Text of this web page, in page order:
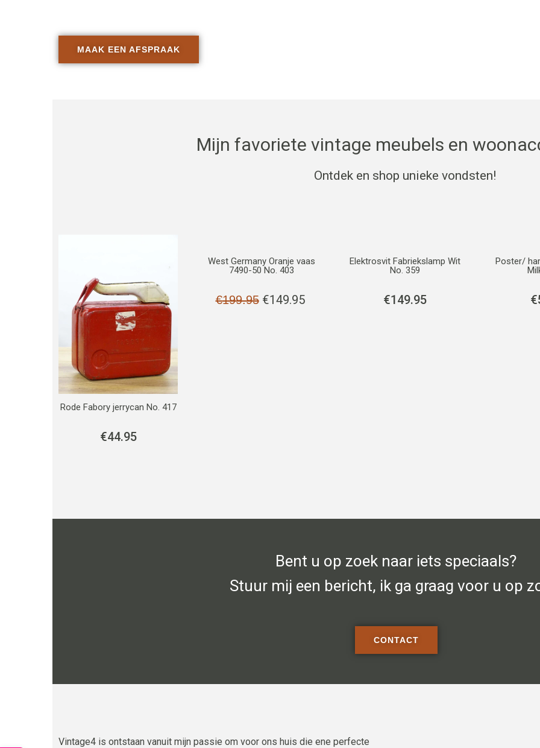
MAAK EEN AFSPRAAK
Mijn favoriete vintage meubels en
Ontdek en shop unieke vondsten!
Rode Fabory jerrycan No. 417
€44.95
West Germany Oranje vaas
7490-50 No. 403
€199.95 €149.95
Elektrosvit Fabriekslamp Wit
No. 359
€149.95
Poster/
€
Bent u op zoek naar iets speciaals?
Stuur mij een bericht, ik ga graag voor u op
CONTACT
Vintage4 is ontstaan vanuit mijn passie om voor ons huis die ene perfecte